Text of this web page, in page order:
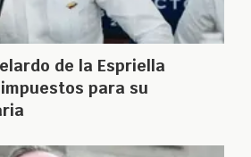
de la Espriella
para su